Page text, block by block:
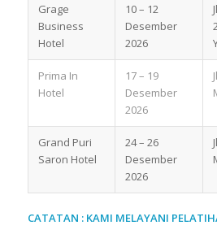
Grage
Business
Hotel
10 – 12
Desember
2026
Prima In
Hotel
17 – 19
Desember
2026
Grand Puri
Saron Hotel
24 – 26
Desember
2026
CATATAN : KAMI MELAYANI